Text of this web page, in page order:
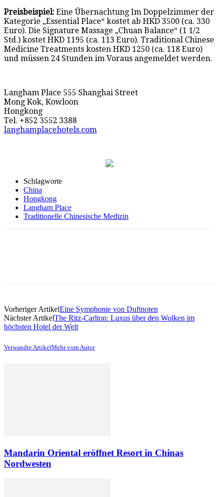
Preisbeispiel: Eine Übernachtung Im Doppelzimmer der
Kategorie „Essential Place“ kostet ab HKD 3500 (ca. 330
Euro). Die Signature Massage „Chuan Balance“ (1 1/2
Std.) kostet HKD 1195 (ca. 113 Euro). Traditional Chinese
Medicine Treatments kosten HKD 1250 (ca. 118 Euro)
und müssen 24 Stunden im Voraus angemeldet werden.
Langham Place 555 Shanghai Street
Mong Kok, Kowloon
Hongkong
Tel. +852 3552 3388
langhamplacehotels.com
Schlagworte
China
Hongkong
Langham Place
Traditionelle Chinesische Medizin
Vorheriger ArtikelEine Symphonie von Duftnoten
Nächster ArtikelThe Ritz-Carlton: Luxus über den Wolken im
höchsten Hotel der Welt
Verwandte ArtikelMehr vom Autor
Mandarin Oriental eröffnet Resort in Chinas
Nordwesten